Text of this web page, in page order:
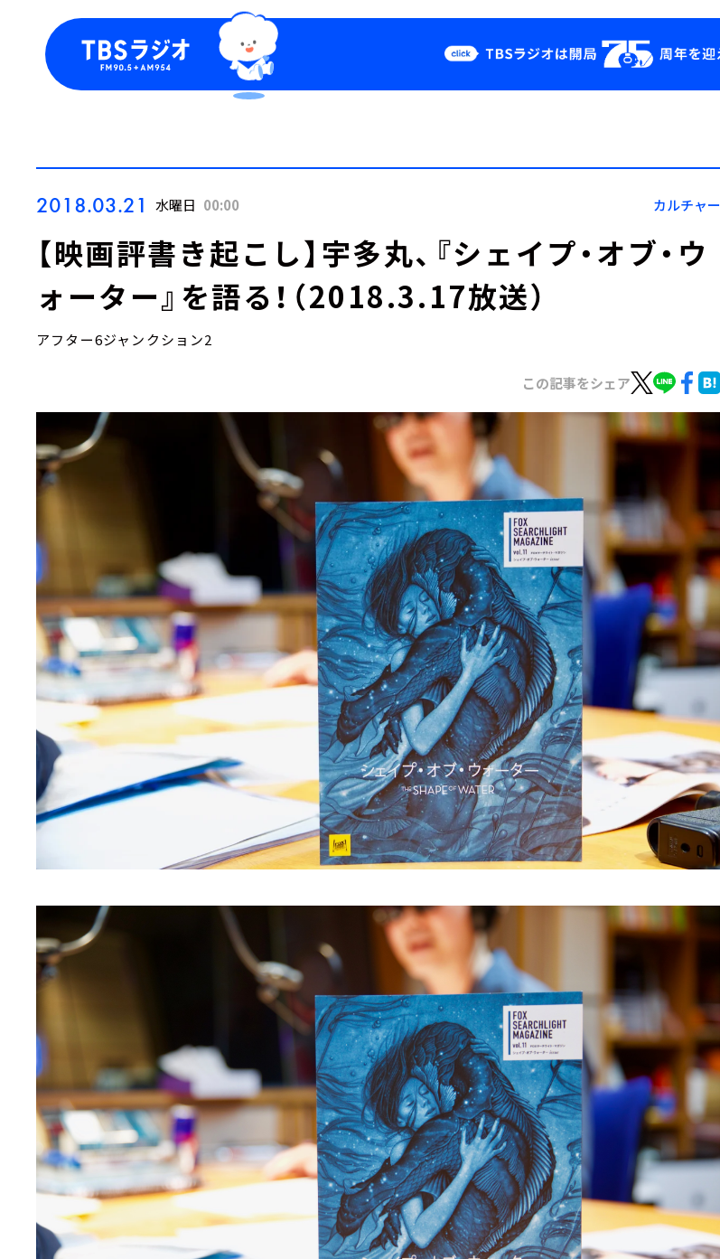
Podcast
YouTube
2018.03.21 水曜日 00:00 カルチャー
【映画評書き起こし】宇多丸、『シェイプ・オブ・ウ
ォーター』を語る！（2018.3.17放送）
アフター6ジャンクション2
この記事をシェア